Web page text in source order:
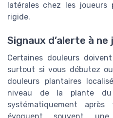
latérales chez les joueurs
rigide.
Signaux d’alerte à
Certaines douleurs
surtout si vous débutez
douleurs plantaires
niveau de la plante du
systématiquement